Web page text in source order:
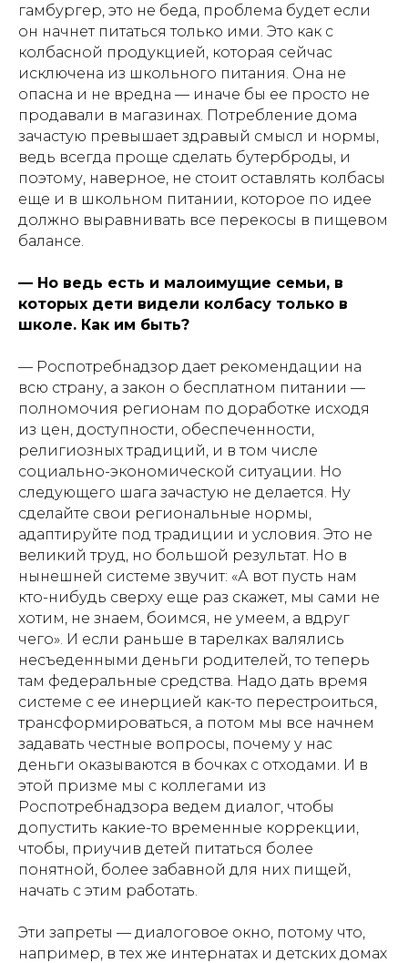
гамбургер, это не беда, проблема будет если
он начнет питаться только ими. Это как с
колбасной продукцией, которая сейчас
исключена из школьного питания. Она не
опасна и не вредна — иначе бы ее просто не
продавали в магазинах. Потребление дома
зачастую превышает здравый смысл и нормы,
ведь всегда проще сделать бутерброды, и
поэтому, наверное, не стоит оставлять колбасы
еще и в школьном питании, которое по идее
должно выравнивать все перекосы в пищевом
балансе.
— Но ведь есть и малоимущие семьи, в
которых дети видели колбасу только в
школе. Как им быть?
— Роспотребнадзор дает рекомендации на
всю страну, а закон о бесплатном питании —
полномочия регионам по доработке исходя
из цен, доступности, обеспеченности,
религиозных традиций, и в том числе
социально-экономической ситуации. Но
следующего шага зачастую не делается. Ну
сделайте свои региональные нормы,
адаптируйте под традиции и условия. Это не
великий труд, но большой результат. Но в
нынешней системе звучит: «А вот пусть нам
кто-нибудь сверху еще раз скажет, мы сами не
хотим, не знаем, боимся, не умеем, а вдруг
чего». И если раньше в тарелках валялись
несъеденными деньги родителей, то теперь
там федеральные средства. Надо дать время
системе с ее инерцией как-то перестроиться,
трансформироваться, а потом мы все начнем
задавать честные вопросы, почему у нас
деньги оказываются в бочках с отходами. И в
этой призме мы с коллегами из
Роспотребнадзора ведем диалог, чтобы
допустить какие-то временные коррекции,
чтобы, приучив детей питаться более
понятной, более забавной для них пищей,
начать с этим работать.
Эти запреты — диалоговое окно, потому что,
например, в тех же интернатах и детских домах